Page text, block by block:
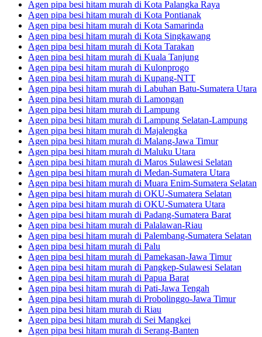
Agen pipa besi hitam murah di Kota Palangka Raya
Agen pipa besi hitam murah di Kota Pontianak
Agen pipa besi hitam murah di Kota Samarinda
Agen pipa besi hitam murah di Kota Singkawang
Agen pipa besi hitam murah di Kota Tarakan
Agen pipa besi hitam murah di Kuala Tanjung
Agen pipa besi hitam murah di Kulonprogo
Agen pipa besi hitam murah di Kupang-NTT
Agen pipa besi hitam murah di Labuhan Batu-Sumatera Utara
Agen pipa besi hitam murah di Lamongan
Agen pipa besi hitam murah di Lampung
Agen pipa besi hitam murah di Lampung Selatan-Lampung
Agen pipa besi hitam murah di Majalengka
Agen pipa besi hitam murah di Malang-Jawa Timur
Agen pipa besi hitam murah di Maluku Utara
Agen pipa besi hitam murah di Maros Sulawesi Selatan
Agen pipa besi hitam murah di Medan-Sumatera Utara
Agen pipa besi hitam murah di Muara Enim-Sumatera Selatan
Agen pipa besi hitam murah di OKU-Sumatera Selatan
Agen pipa besi hitam murah di OKU-Sumatera Utara
Agen pipa besi hitam murah di Padang-Sumatera Barat
Agen pipa besi hitam murah di Palalawan-Riau
Agen pipa besi hitam murah di Palembang-Sumatera Selatan
Agen pipa besi hitam murah di Palu
Agen pipa besi hitam murah di Pamekasan-Jawa Timur
Agen pipa besi hitam murah di Pangkep-Sulawesi Selatan
Agen pipa besi hitam murah di Papua Barat
Agen pipa besi hitam murah di Pati-Jawa Tengah
Agen pipa besi hitam murah di Probolinggo-Jawa Timur
Agen pipa besi hitam murah di Riau
Agen pipa besi hitam murah di Sei Mangkei
Agen pipa besi hitam murah di Serang-Banten